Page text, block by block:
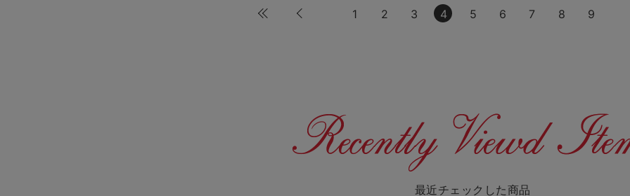
1 2 3 4 5 6 7 8 9
最近チェックした商品